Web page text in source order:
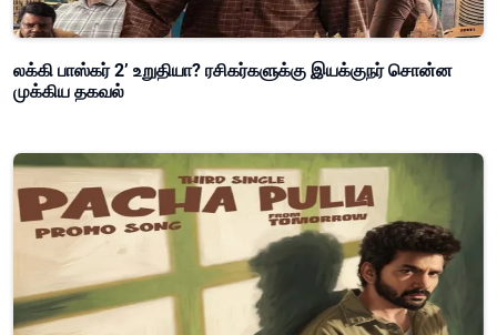
லக்கி பாஸ்கர் 2’ உறுதியா? ரசிகர்களுக்கு இயக்குநர் சொன்ன
முக்கிய தகவல்